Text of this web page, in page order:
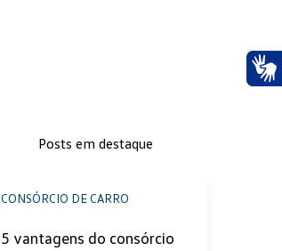
Posts em destaque
CONSÓRCIO DE CARRO
5 vantagens do consórcio